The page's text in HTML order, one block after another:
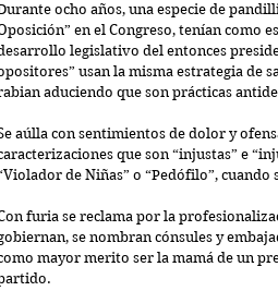
ocho años, una especie de
en el Congreso, tenían como
legislativo del entonces
usan la misma estrategia de
aduciendo que son prácticas
aúlla con sentimientos de dolor y
que son “injustas” e
de Niñas” o “Pedófilo”,
furia se reclama por la
se nombran cónsules y
mayor merito ser la mamá de un